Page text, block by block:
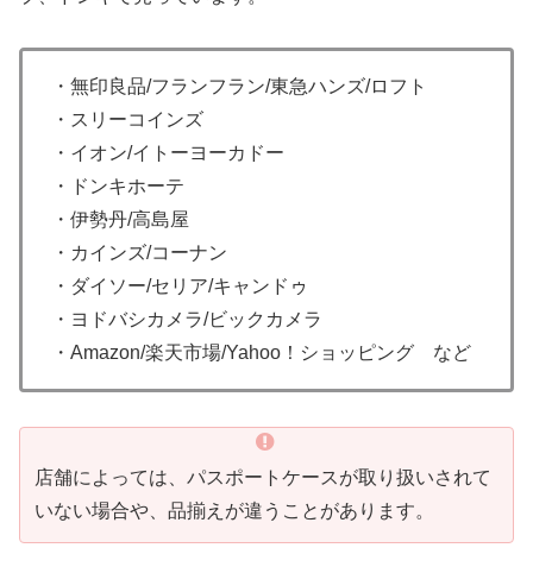
・無印良品/フランフラン/東急ハンズ/ロフト
・スリーコインズ
・イオン/イトーヨーカドー
・ドンキホーテ
・伊勢丹/高島屋
・カインズ/コーナン
・ダイソー/セリア/キャンドゥ
・ヨドバシカメラ/ビックカメラ
・Amazon/楽天市場/Yahoo！ショッピング など
店舗によっては、パスポートケースが取り扱いされて
いない場合や、品揃えが違うことがあります。